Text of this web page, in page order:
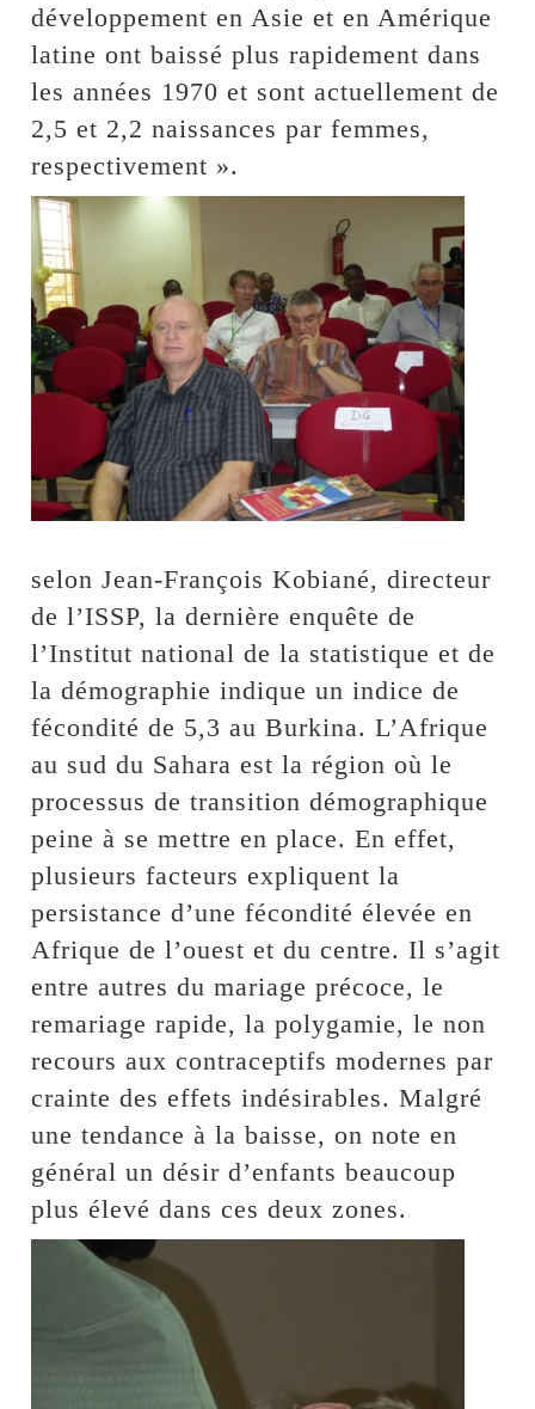
développement en Asie et en Amérique
latine ont baissé plus rapidement dans
les années 1970 et sont actuellement de
2,5 et 2,2 naissances par femmes,
respectivement ».
selon Jean-François Kobiané, directeur
de l’ISSP, la dernière enquête de
l’Institut national de la statistique et de
la démographie indique un indice de
fécondité de 5,3 au Burkina. L’Afrique
au sud du Sahara est la région où le
processus de transition démographique
peine à se mettre en place. En effet,
plusieurs facteurs expliquent la
persistance d’une fécondité élevée en
Afrique de l’ouest et du centre. Il s’agit
entre autres du mariage précoce, le
remariage rapide, la polygamie, le non
recours aux contraceptifs modernes par
crainte des effets indésirables. Malgré
une tendance à la baisse, on note en
général un désir d’enfants beaucoup
plus élevé dans ces deux zones.